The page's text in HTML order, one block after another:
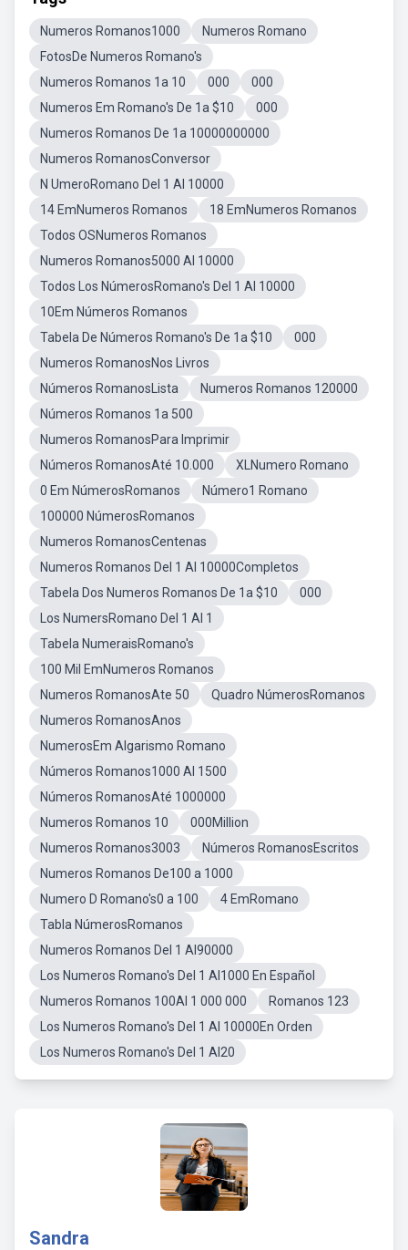
Numeros Romanos1000
Numeros Romano
FotosDe Numeros Romano's
Numeros Romanos 1a 10
000
000
Numeros Em Romano's De 1a $10
000
Numeros Romanos De 1a 10000000000
Numeros RomanosConversor
N UmeroRomano Del 1 Al 10000
14 EmNumeros Romanos
18 EmNumeros Romanos
Todos OSNumeros Romanos
Numeros Romanos5000 Al 10000
Todos Los NúmerosRomano's Del 1 Al 10000
10Em Números Romanos
Tabela De Números Romano's De 1a $10
000
Numeros RomanosNos Livros
Números RomanosLista
Numeros Romanos 120000
Números Romanos 1a 500
Numeros RomanosPara Imprimir
Números RomanosAté 10.000
XLNumero Romano
0 Em NúmerosRomanos
Número1 Romano
100000 NúmerosRomanos
Numeros RomanosCentenas
Numeros Romanos Del 1 Al 10000Completos
Tabela Dos Numeros Romanos De 1a $10
000
Los NumersRomano Del 1 Al 1
Tabela NumeraisRomano's
100 Mil EmNumeros Romanos
Numeros RomanosAte 50
Quadro NúmerosRomanos
Numeros RomanosAnos
NumerosEm Algarismo Romano
Números Romanos1000 Al 1500
Números RomanosAté 1000000
Numeros Romanos 10
000Million
Numeros Romanos3003
Números RomanosEscritos
Numeros Romanos De100 a 1000
Numero D Romano's0 a 100
4 EmRomano
Tabla NúmerosRomanos
Numeros Romanos Del 1 Al90000
Los Numeros Romano's Del 1 Al1000 En Español
Numeros Romanos 100Al 1 000 000
Romanos 123
Los Numeros Romano's Del 1 Al 10000En Orden
Los Numeros Romano's Del 1 Al20
Sandra